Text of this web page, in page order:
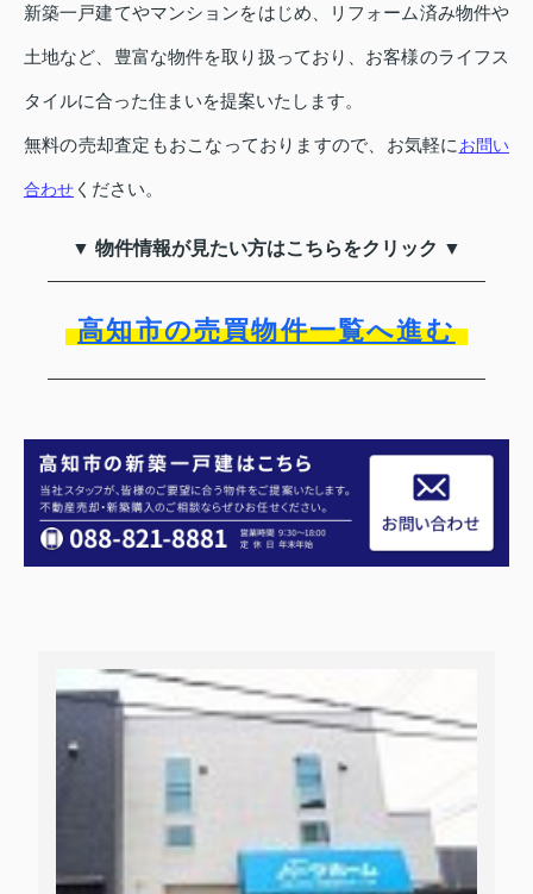
新築一戸建てやマンションをはじめ、リフォーム済み物件や
土地など、豊富な物件を取り扱っており、お客様のライフス
タイルに合った住まいを提案いたします。
無料の売却査定もおこなっておりますので、お気軽に お問い
合わせ ください。
▼ 物件情報が見たい方はこちらをクリック ▼
高知市の売買物件一覧へ進む